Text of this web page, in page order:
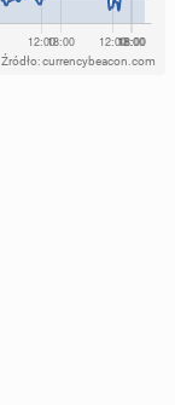
Źródło: currencybeacon.com